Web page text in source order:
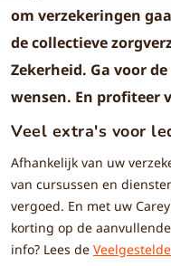
om verzekeringen
de collectieve
Zekerheid. Ga voor
wensen. En profiteer
Veel extra's voor
Afhankelijk van uw
van cursussen en
vergoed. En met uw
korting op de
info? Lees de